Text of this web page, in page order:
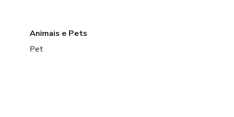
Animais e Pets
Pet